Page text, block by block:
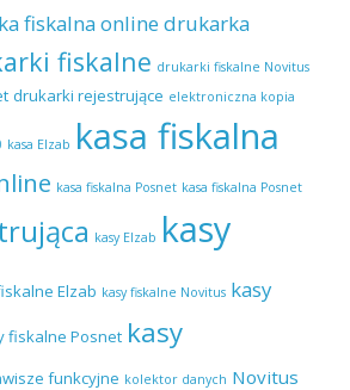
fiskalna online drukarka
fiskalne drukarki fiskalne Novitus
drukarki rejestrujące elektroniczna kopia
kasa Elzab kasa fiskalna
kasa fiskalna Posnet kasa fiskalna Posnet
kasy Elzab kasy
Elzab kasy fiskalne Novitus kasy
fiskalne Posnet kasy
funkcyjne kolektor danych Novitus